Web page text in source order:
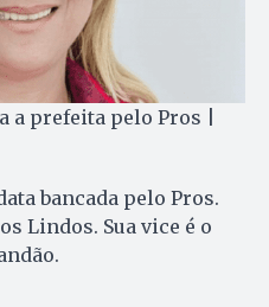
a prefeita pelo Pros |
bancada pelo Pros.
Lindos. Sua vice é o